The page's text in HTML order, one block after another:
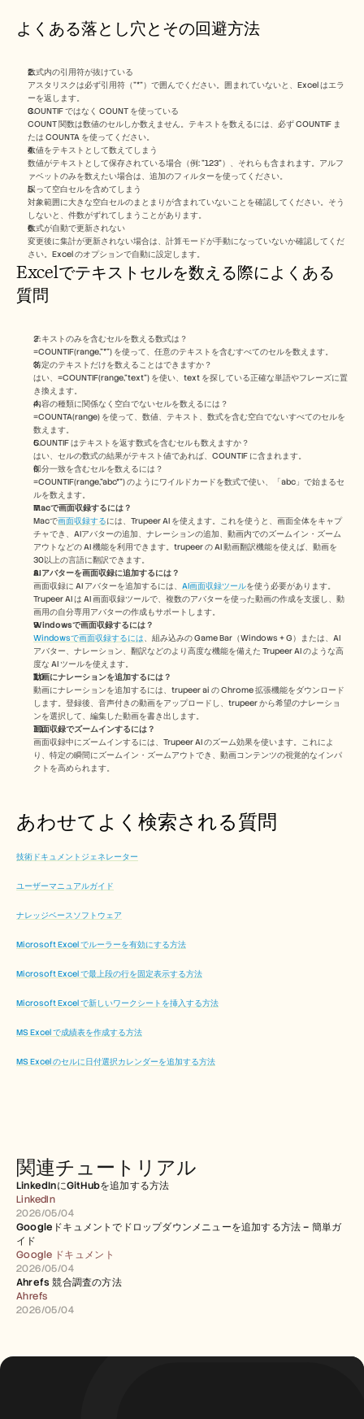
よくある落とし穴とその回避方法
数式内の引用符が抜けている
アスタリスクは必ず引用符（"*"）で囲んでください。囲まれていないと、Excel はエラ
ーを返します。
COUNTIF ではなく COUNT を使っている
COUNT 関数は数値のセルしか数えません。テキストを数えるには、必ず COUNTIF ま
たは COUNTA を使ってください。
数値をテキストとして数えてしまう
数値がテキストとして保存されている場合（例: "123"）、それらも含まれます。アルフ
ァベットのみを数えたい場合は、追加のフィルターを使ってください。
誤って空白セルを含めてしまう
対象範囲に大きな空白セルのまとまりが含まれていないことを確認してください。そう
しないと、件数がずれてしまうことがあります。
数式が自動で更新されない
変更後に集計が更新されない場合は、計算モードが手動になっていないか確認してくだ
さい。Excel のオプションで自動に設定します。
Excelでテキストセルを数える際によくある
質問
テキストのみを含むセルを数える数式は？
=COUNTIF(range,"*") を使って、任意のテキストを含むすべてのセルを数えます。
特定のテキストだけを数えることはできますか？
はい、=COUNTIF(range,"text") を使い、text を探している正確な単語やフレーズに置
き換えます。
内容の種類に関係なく空白でないセルを数えるには？
=COUNTA(range) を使って、数値、テキスト、数式を含む空白でないすべてのセルを
数えます。
COUNTIF はテキストを返す数式を含むセルも数えますか？
はい、セルの数式の結果がテキスト値であれば、COUNTIF に含まれます。
部分一致を含むセルを数えるには？
=COUNTIF(range,"abc*") のようにワイルドカードを数式で使い、「abc」で始まるセ
ルを数えます。
Macで画面収録するには？
Macで画面収録するには、Trupeer AI を使えます。これを使うと、画面全体をキャプ
チャでき、AIアバターの追加、ナレーションの追加、動画内でのズームイン・ズーム
アウトなどの AI 機能を利用できます。trupeer の AI 動画翻訳機能を使えば、動画を
30以上の言語に翻訳できます。
AIアバターを画面収録に追加するには？
画面収録に AI アバターを追加するには、 AI画面収録ツールを使う必要があります。
Trupeer AI は AI 画面収録ツールで、複数のアバターを使った動画の作成を支援し、動
画用の自分専用アバターの作成もサポートします。
Windowsで画面収録するには？
Windowsで画面収録するには 、組み込みの Game Bar（Windows + G）または、AI
アバター、ナレーション、翻訳などのより高度な機能を備えた Trupeer AI のような高
度な AI ツールを使えます。
動画にナレーションを追加するには？
動画にナレーションを追加するには、trupeer ai の Chrome 拡張機能をダウンロード
します。登録後、音声付きの動画をアップロードし、trupeer から希望のナレーショ
ンを選択して、編集した動画を書き出します。
画面収録でズームインするには？
画面収録中にズームインするには、Trupeer AI のズーム効果を使います。これによ
り、特定の瞬間にズームイン・ズームアウトでき、動画コンテンツの視覚的なインパ
クトを高められます。
あわせてよく検索される質問
技術ドキュメントジェネレーター
ユーザーマニュアルガイド
ナレッジベースソフトウェア
Microsoft Excel でルーラーを有効にする方法
Microsoft Excel で最上段の行を固定表示する方法
Microsoft Excel で新しいワークシートを挿入する方法
MS Excel で成績表を作成する方法
MS Excel のセルに日付選択カレンダーを追加する方法
関連チュートリアル
LinkedInにGitHubを追加する方法
LinkedIn
2026/05/04
Googleドキュメントでドロップダウンメニューを追加する方法 – 簡単ガ
イド
Google ドキュメント
2026/05/04
Ahrefs 競合調査の方法
Ahrefs
2026/05/04